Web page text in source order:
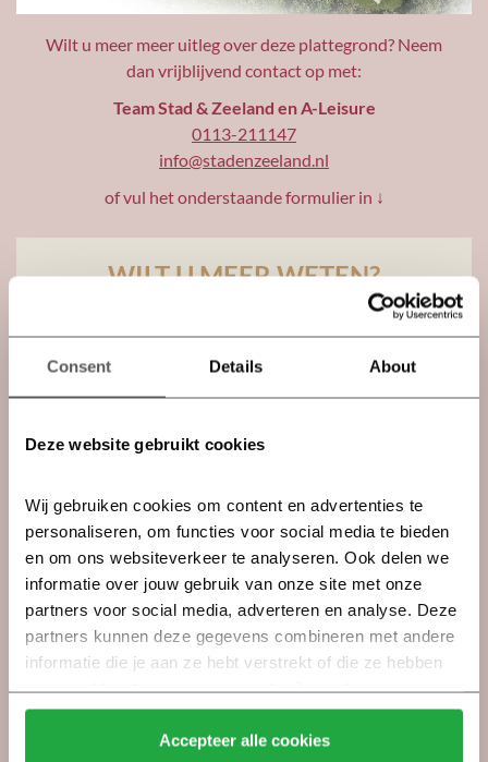
Consent Details About
Deze website gebruikt cookies
Wij gebruiken cookies om content en advertenties te
personaliseren, om functies voor social media te bieden
en om ons websiteverkeer te analyseren. Ook delen we
informatie over jouw gebruik van onze site met onze
partners voor social media, adverteren en analyse. Deze
partners kunnen deze gegevens combineren met andere
informatie die je aan ze hebt verstrekt of die ze hebben
verzameld op basis van jouw gebruik van hun services.
Klik hier voor meer informatie over ons cookiebeleid.
Accepteer alle cookies
Wilt u meer meer uitleg over deze plattegrond? Neem
dan vrijblijvend contact op met:
Team Stad & Zeeland en A-Leisure
0113-211147
info@stadenzeeland.nl
of vul het onderstaande formulier in ↓
WILT U MEER WETEN?
Laat ons via onderstaand formulier weten hoe we u
kunnen helpen.
ontvangen
Ik wil een vraag stellen